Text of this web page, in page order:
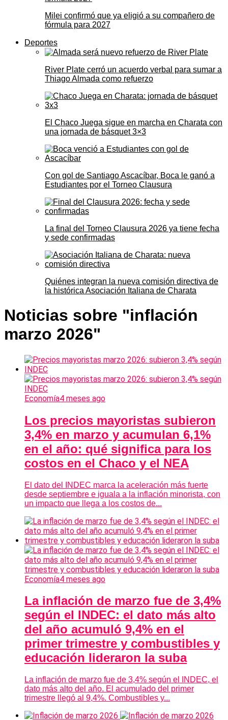
Milei confirmó que ya eligió a su compañero de
fórmula para 2027
Deportes
River Plate cerró un acuerdo verbal para sumar a
Thiago Almada como refuerzo
El Chaco Juega sigue en marcha en Charata con
una jornada de básquet 3×3
Con gol de Santiago Ascacíbar, Boca le ganó a
Estudiantes por el Torneo Clausura
La final del Torneo Clausura 2026 ya tiene fecha
y sede confirmadas
Quiénes integran la nueva comisión directiva de
la histórica Asociación Italiana de Charata
Noticias sobre "inflación
marzo 2026"
Economía4 meses ago
Los precios mayoristas subieron
3,4% en marzo y acumulan 6,1%
en el año: qué significa para los
costos en el Chaco y el NEA
El dato del INDEC marca la aceleración más fuerte
desde septiembre e iguala a la inflación minorista, con
un impacto que llega a los costos de...
Economía4 meses ago
La inflación de marzo fue de 3,4%
según el INDEC: el dato más alto
del año acumuló 9,4% en el
primer trimestre y combustibles y
educación lideraron la suba
La inflación de marzo fue de 3,4% según el INDEC, el
dato más alto del año. El acumulado del primer
trimestre llegó al 9,4%. Combustibles y...